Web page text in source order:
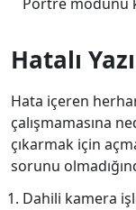
Hatalı
Hata içeren
çalışmamasına
çıkarmak için
sorunu
Dahili kamera